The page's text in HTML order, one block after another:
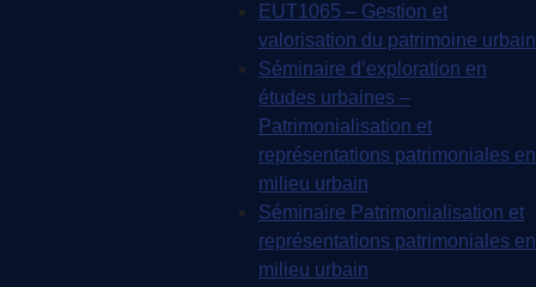
EUT1065 – Gestion et
valorisation du patrimoine urbain
Séminaire d’exploration en
études urbaines –
Patrimonialisation et
représentations patrimoniales en
milieu urbain
Séminaire Patrimonialisation et
représentations patrimoniales en
milieu urbain